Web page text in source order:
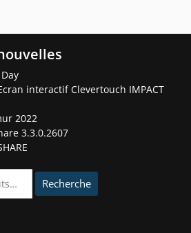
interactif Clevertouch IMPACT
2022
3.3.0.2607
Recherche